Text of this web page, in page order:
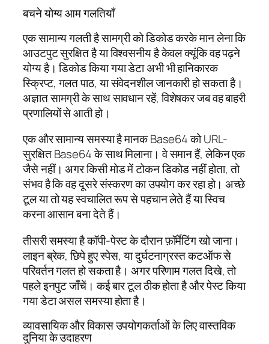
बचने योग्य आम गलतियाँ
एक सामान्य गलती है सामग्री को डिकोड करके मान लेना कि
आउटपुट सुरक्षित है या विश्वसनीय है केवल क्यूंकि वह पढ़ने
योग्य है। डिकोड किया गया डेटा अभी भी हानिकारक
स्क्रिप्ट, गलत पाठ, या संवेदनशील जानकारी हो सकता है।
अज्ञात सामग्री के साथ सावधान रहें, विशेषकर जब वह बाहरी
प्रणालियों से आती हो।
एक और सामान्य समस्या है मानक Base64 को URL-
सुरक्षित Base64 के साथ मिलाना। वे समान हैं, लेकिन एक
जैसे नहीं। अगर किसी मोड में टोकन डिकोड नहीं होता, तो
संभव है कि वह दूसरे संस्करण का उपयोग कर रहा हो। अच्छे
टूल या तो यह स्वचालित रूप से पहचान लेते हैं या स्विच
करना आसान बना देते हैं।
तीसरी समस्या है कॉपी-पेस्ट के दौरान फ़ॉर्मेटिंग खो जाना।
लाइन ब्रेक, छिपे हुए स्पेस, या दुर्घटनाग्रस्त कटऑफ से
परिवर्तन गलत हो सकता है। अगर परिणाम गलत दिखे, तो
पहले इनपुट जाँचें। कई बार टूल ठीक होता है और पेस्ट किया
गया डेटा असल समस्या होता है।
व्यावसायिक और विकास उपयोगकर्ताओं के लिए वास्तविक
दुनिया के उदाहरण